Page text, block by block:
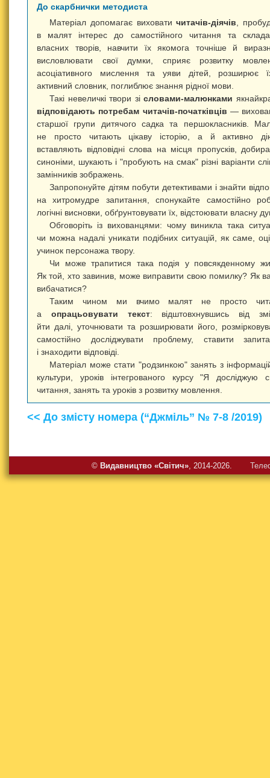
До скарбнички методиста
Матеріал допомагає виховатичитачів-діячів ,
в малят інтерес до самостійного читання та
власних творів, навчити їх якомога точніше й
висловлювати свої думки, сприяє розвитку
асоціативного мислення та уяви дітей, розширює
активний словник, поглиблює знання рідної мови.
Такі невеличкі твори зісловами-малюнками
відповідають потребам читачів-початківців —
старшої групи дитячого садка та першокласників.
не просто читають цікаву історію, а й активно
вставляють відповідні слова на місця пропусків,
синоніми, шукають і "пробують на смак" різні варіанти
замінників зображень.
Запропонуйте дітям побути детективами і знайти
на хитромудре запитання, спонукайте самостійно
логічні висновки, обґрунтовувати їх, відстоювати власну
Обговоріть із вихованцями: чому виникла така
чи можна надалі уникати подібних ситуацій, як саме,
учинок персонажа твору.
Чи може трапитися така подія у повсякденному
Як той, хто завинив, може виправити свою помилку? Як
вибачатися?
Таким чином ми вчимо малят не просто
а опрацьовувати текст: відштовхнувшись від
йти далі, уточнювати та розширювати його,
самостійно досліджувати проблему, ставити
і знаходити відповіді.
Матеріал може стати "родзинкою" занять з
культури, уроків інтегрованого курсу "Я досліджую
читання, занять та уроків з розвитку мовлення.
<< До змісту номера (“Джміль” № 7-8 /2019)
© Видавництво «Свiтич», 2014-2026.